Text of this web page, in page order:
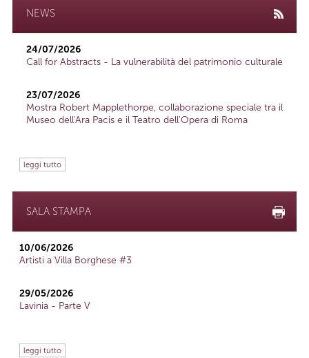
NEWS
24/07/2026
Call for Abstracts - La vulnerabilità del patrimonio culturale
23/07/2026
Mostra Robert Mapplethorpe, collaborazione speciale tra il
Museo dell'Ara Pacis e il Teatro dell'Opera di Roma
leggi tutto
SALA STAMPA
10/06/2026
Artisti a Villa Borghese #3
29/05/2026
Lavinia - Parte V
leggi tutto